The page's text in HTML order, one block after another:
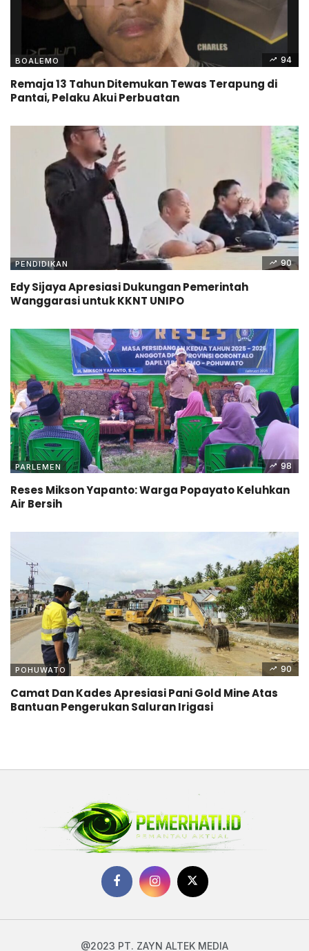
BOALEMO 94
Remaja 13 Tahun Ditemukan Tewas Terapung di
Pantai, Pelaku Akui Perbuatan
PENDIDIKAN 90
Edy Sijaya Apresiasi Dukungan Pemerintah
Wanggarasi untuk KKNT UNIPO
PARLEMEN 98
Reses Mikson Yapanto: Warga Popayato Keluhkan
Air Bersih
POHUWATO 90
Camat Dan Kades Apresiasi Pani Gold Mine Atas
Bantuan Pengerukan Saluran Irigasi
@2023 PT. ZAYN ALTEK MEDIA